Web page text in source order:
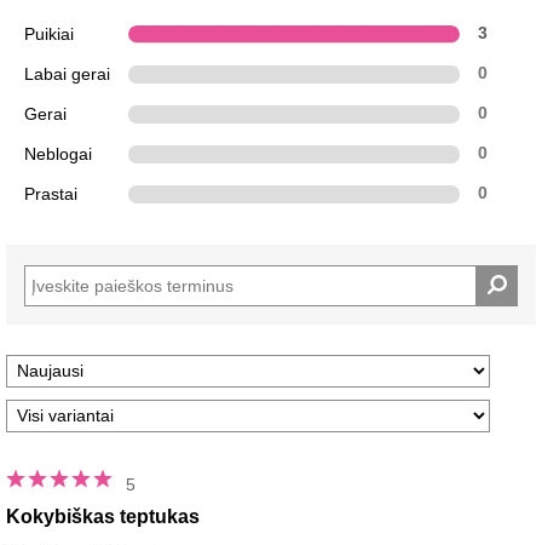
Puikiai 3
Labai gerai 0
Gerai 0
Neblogai 0
Prastai 0
5
Kokybiškas teptukas